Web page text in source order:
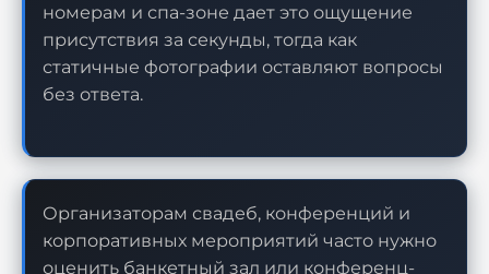
номерам и спа-зоне дает это ощущение
присутствия за секунды, тогда как
статичные фотографии оставляют вопросы
без ответа.
Организаторам свадеб, конференций и
корпоративных мероприятий часто нужно
оценить банкетный зал или конференц-